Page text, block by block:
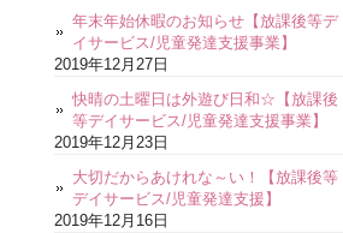
年末年始休暇のお知らせ【放課後等デ
イサービス/児童発達支援事業】
2019年12月27日
快晴の土曜日は外遊び日和☆【放課後
等デイサービス/児童発達支援事業】
2019年12月23日
大切だからあけれな～い！【放課後等
デイサービス/児童発達支援】
2019年12月16日